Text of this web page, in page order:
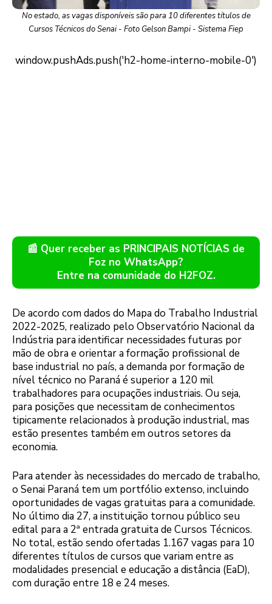
No estado, as vagas disponíveis são para 10 diferentes títulos de
Cursos Técnicos do Senai - Foto Gelson Bampi - Sistema Fiep
📰 Quer receber as PRINCIPAIS NOTÍCIAS de
Foz no WhatsApp?
Entre na comunidade do H2FOZ.
De acordo com dados do Mapa do Trabalho Industrial
2022-2025, realizado pelo Observatório Nacional da
Indústria para identificar necessidades futuras por
mão de obra e orientar a formação profissional de
base industrial no país, a demanda por formação de
nível técnico no Paraná é superior a 120 mil
trabalhadores para ocupações industriais. Ou seja,
para posições que necessitam de conhecimentos
tipicamente relacionados à produção industrial, mas
estão presentes também em outros setores da
economia.
Para atender às necessidades do mercado de trabalho,
o Senai Paraná tem um portfólio extenso, incluindo
oportunidades de vagas gratuitas para a comunidade.
No último dia 27, a instituição tornou público seu
edital para a 2ª entrada gratuita de Cursos Técnicos.
No total, estão sendo ofertadas 1.167 vagas para 10
diferentes títulos de cursos que variam entre as
modalidades presencial e educação a distância (EaD),
com duração entre 18 e 24 meses.